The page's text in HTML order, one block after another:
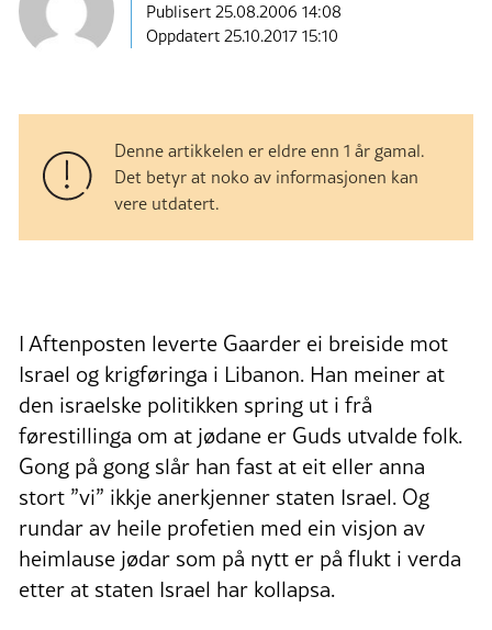
Publisert25.08.2006 14:08
Oppdatert 25.10.2017 15:10
Denne artikkelen er eldre enn 1 år gamal.
Det betyr at noko av informasjonen kan
vere utdatert.
I Aftenposten leverte Gaarder ei breiside mot
Israel og krigføringa i Libanon. Han meiner at
den israelske politikken spring ut i frå
førestillinga om at jødane er Guds utvalde folk.
Gong på gong slår han fast at eit eller anna
stort ”vi” ikkje anerkjenner staten Israel. Og
rundar av heile profetien med ein visjon av
heimlause jødar som på nytt er på flukt i verda
etter at staten Israel har kollapsa.